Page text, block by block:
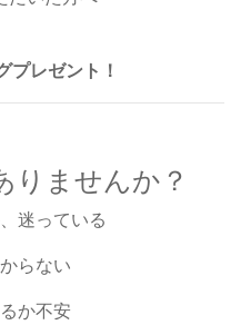
プレゼント！
りませんか？
迷っている
らない
か不安